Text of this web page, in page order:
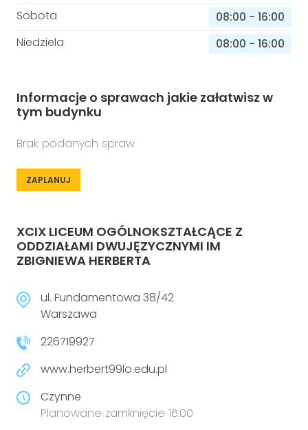
Sobota
08:00 - 16:00
Niedziela
08:00 - 16:00
Informacje o sprawach jakie załatwisz w
tym budynku
Brak podanych spraw
ZAPLANUJ
XCIX LICEUM OGÓLNOKSZTAŁCĄCE Z
ODDZIAŁAMI DWUJĘZYCZNYMI IM
ZBIGNIEWA HERBERTA
ul. Fundamentowa 38/42
Warszawa
226719927
www.herbert99lo.edu.pl
Czynne
Planowane zamknięcie 16:00